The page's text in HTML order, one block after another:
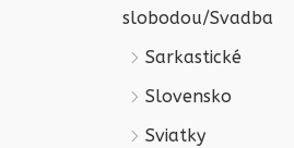
slobodou/Svadba
Sarkastické
Slovensko
Sviatky